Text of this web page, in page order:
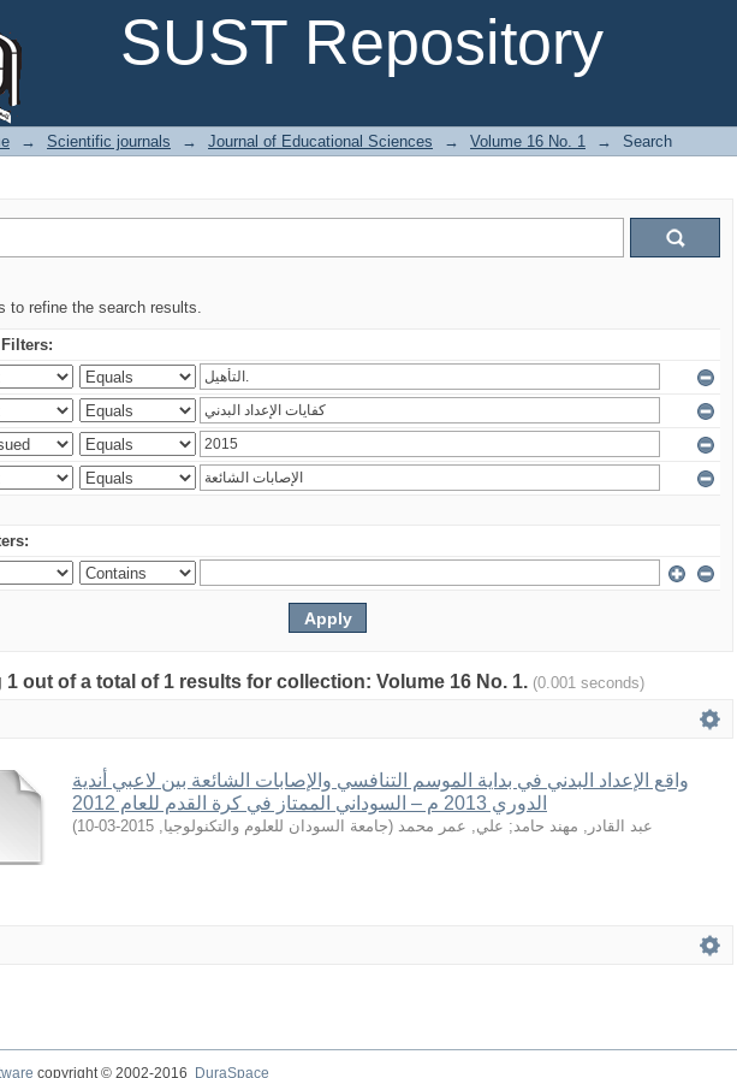
SUST Repository
→ Scientific journals → Journal of Educational Sciences → Volume 16 No. 1 →
Search
to refine the search results.
1 out of a total of 1 results for collection: Volume 16 No. 1. (0.001 seconds)
واقع الإعداد البدني في بداية الموسم التنافسي والإصابات الشائعة بين لاعبي أندية
الدوري 2013 م – السوداني الممتاز في كرة القدم للعام 2012
عبد القادر, مهند حامد; علي, عمر محمد (جامعة السودان للعلوم والتكنولوجيا,
2015-03-10
)
copyright © 2002-2016 DuraSpace